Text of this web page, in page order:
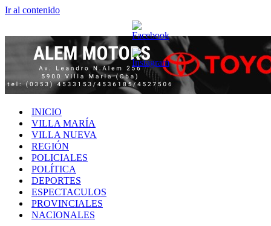
Ir al contenido
INICIO
VILLA MARÍA
VILLA NUEVA
REGIÓN
POLICIALES
POLÍTICA
DEPORTES
ESPECTACULOS
PROVINCIALES
NACIONALES